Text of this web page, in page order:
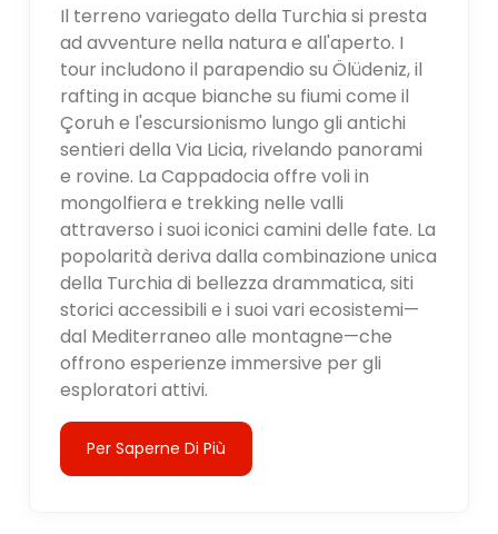
Il terreno variegato della Turchia si presta
ad avventure nella natura e all'aperto. I
tour includono il parapendio su Ölüdeniz, il
rafting in acque bianche su fiumi come il
Çoruh e l'escursionismo lungo gli antichi
sentieri della Via Licia, rivelando panorami
e rovine. La Cappadocia offre voli in
mongolfiera e trekking nelle valli
attraverso i suoi iconici camini delle fate. La
popolarità deriva dalla combinazione unica
della Turchia di bellezza drammatica, siti
storici accessibili e i suoi vari ecosistemi—
dal Mediterraneo alle montagne—che
offrono esperienze immersive per gli
esploratori attivi.
Per Saperne Di Più